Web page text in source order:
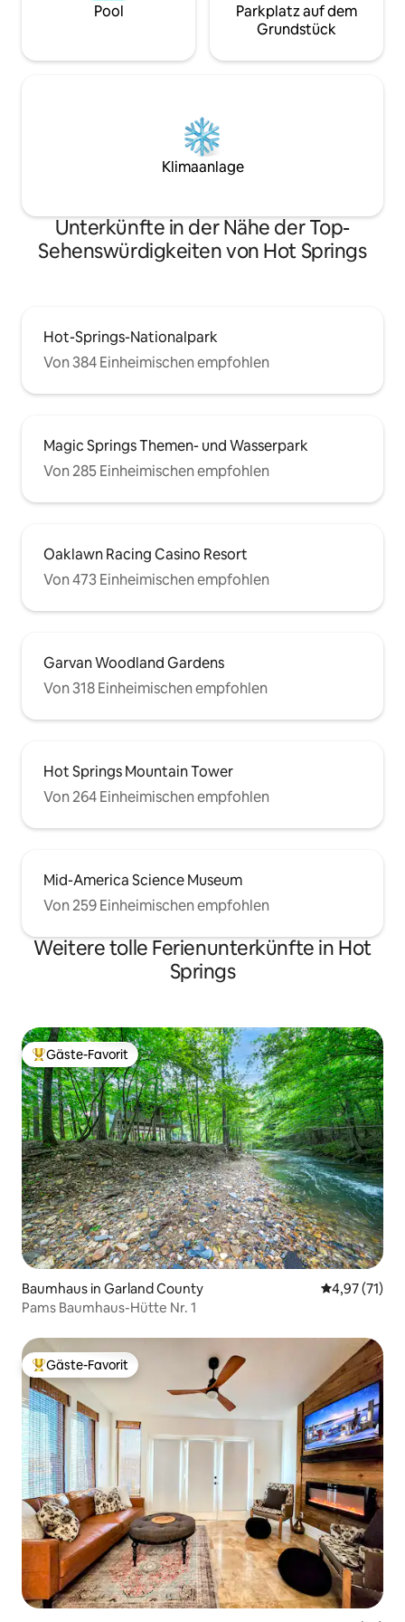
Pool
Parkplatz auf dem
Grundstück
Klimaanlage
Unterkünfte in der Nähe der Top-
Sehenswürdigkeiten von Hot Springs
Hot-Springs-Nationalpark
Von 384 Einheimischen empfohlen
Magic Springs Themen- und Wasserpark
Von 285 Einheimischen empfohlen
Oaklawn Racing Casino Resort
Von 473 Einheimischen empfohlen
Garvan Woodland Gardens
Von 318 Einheimischen empfohlen
Hot Springs Mountain Tower
Von 264 Einheimischen empfohlen
Mid-America Science Museum
Von 259 Einheimischen empfohlen
Weitere tolle Ferienunterkünfte in Hot
Springs
Beliebter Gäste-Favorit.
Gäste-Favorit
Baumhaus in Garland County
4,97 (71)
Pams Baumhaus-Hütte Nr. 1
Beliebter Gäste-Favorit.
Gäste-Favorit